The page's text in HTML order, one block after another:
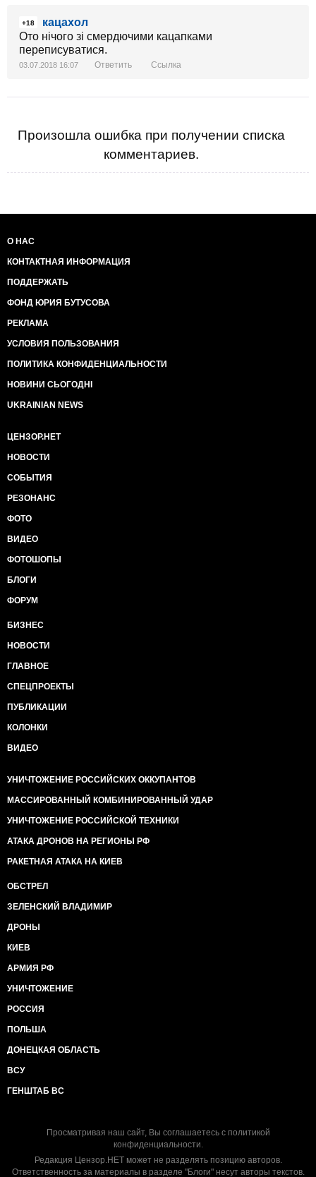
+18
кацахол
Ото нічого зі смердючими кацапками
переписуватися.
03.07.2018 16:07 Ответить Ссылка
Произошла ошибка при получении списка
комментариев.
О НАС
КОНТАКТНАЯ ИНФОРМАЦИЯ
ПОДДЕРЖАТЬ
ФОНД ЮРИЯ БУТУСОВА
РЕКЛАМА
УСЛОВИЯ ПОЛЬЗОВАНИЯ
ПОЛИТИКА КОНФИДЕНЦИАЛЬНОСТИ
НОВИНИ СЬОГОДНІ
UKRAINIAN NEWS
ЦЕНЗОР.НЕТ
НОВОСТИ
СОБЫТИЯ
РЕЗОНАНС
ФОТО
ВИДЕО
ФОТОШОПЫ
БЛОГИ
ФОРУМ
БИЗНЕС
НОВОСТИ
ГЛАВНОЕ
СПЕЦПРОЕКТЫ
ПУБЛИКАЦИИ
КОЛОНКИ
ВИДЕО
УНИЧТОЖЕНИЕ РОССИЙСКИХ ОККУПАНТОВ
МАССИРОВАННЫЙ КОМБИНИРОВАННЫЙ УДАР
УНИЧТОЖЕНИЕ РОССИЙСКОЙ ТЕХНИКИ
АТАКА ДРОНОВ НА РЕГИОНЫ РФ
РАКЕТНАЯ АТАКА НА КИЕВ
ОБСТРЕЛ
ЗЕЛЕНСКИЙ ВЛАДИМИР
ДРОНЫ
КИЕВ
АРМИЯ РФ
УНИЧТОЖЕНИЕ
РОССИЯ
ПОЛЬША
ДОНЕЦКАЯ ОБЛАСТЬ
ВСУ
ГЕНШТАБ ВС
Просматривая наш сайт, Вы соглашаетесь с политикой
конфиденциальности.
Редакция Цензор.НЕТ может не разделять позицию авторов.
Ответственность за материалы в разделе "Блоги" несут авторы текстов.